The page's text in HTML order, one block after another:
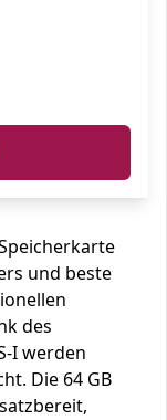
und beste
des
I werden
Die 64 GB